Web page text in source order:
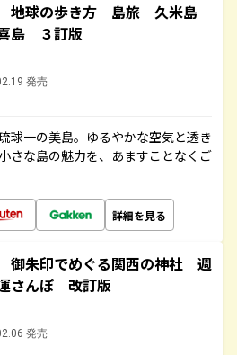
地球の歩き方 島旅 久米島
島 ３訂版
発売
球一の美島。ゆるやかな空気と透き
さな島の魅力を、あますことなくご
詳細を見る
御朱印でめぐる関西の神社 週
さんぽ 改訂版
発売